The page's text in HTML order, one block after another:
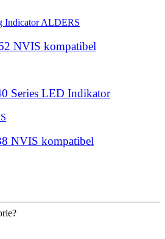
NVIS kompatibel
Series LED Indikator
NVIS kompatibel